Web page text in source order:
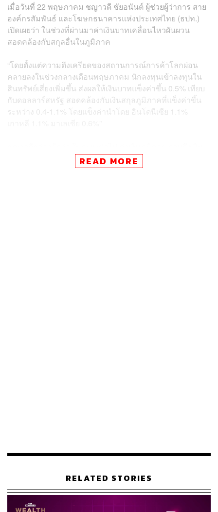
เมื่อวันที่ 22 พฤษภาคม ชญาวดี ชัยอนันต์ ผู้ช่วยผู้ว่าการ สาย
องค์กรสัมพันธ์ และโฆษกธนาคารแห่งประเทศไทย (ธปท.)
เปิดเผยว่า ในช่วงที่ผ่านมาค่าเงินบาทเคลื่อนไหวผันผวน
สอดคล้องกับสกุลอื่นในภูมิภาค
“โดยตั้งแต่ความตึงเครียดของสถานการณ์การค้าโลกผ่อน
คลายลงในช่วงกลางเดือนพฤษภาคม นักลงทุนเข้าลงทุนใน
สินทรัพย์เสี่ยงเพิ่มขึ้น ส่งผลให้เงินบาทแข็งค่าขึ้น 0.5% เทียบ
กับดอลลาร์สหรัฐ​ สอดคล้องกับเงินสกุลภูมิภาคที่แข็งค่าขึ้น
ระหว่าง 0.4-1.1% โดยแข็งค่านำโดย อินโดนีเซีย 1.1%
บาทยังมีความเสี่ยงที่จะผันผวนสูง จากความไม่แน่นอนต่างๆ
ทั้งนโยบายการค้า และแนวโน้มการดำเนินนโยบายการเงิน
ผ่านแอปพลิเคชันต่างๆ ที่คุณสะดวกหรือใช้งานอยู่แล้วได้เลย
READ MORE
RELATED STORIES